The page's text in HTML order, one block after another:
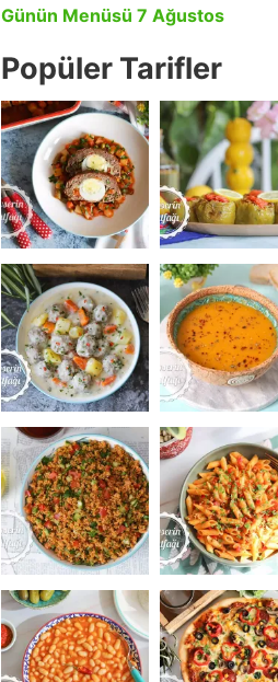
Günün Menüsü 7 Ağustos
Popüler Tarifler